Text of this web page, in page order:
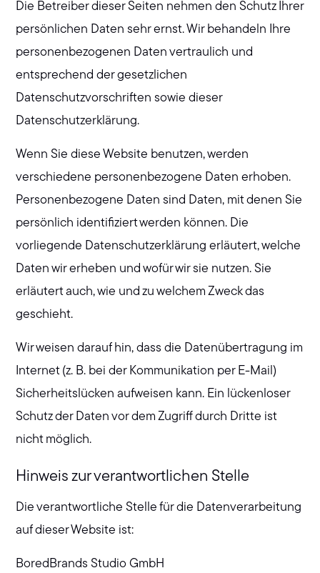
Die Betreiber dieser Seiten nehmen den Schutz Ihrer
persönlichen Daten sehr ernst. Wir behandeln Ihre
personenbezogenen Daten vertraulich und
entsprechend der gesetzlichen
Datenschutzvorschriften sowie dieser
Datenschutzerklärung.
Wenn Sie diese Website benutzen, werden
verschiedene personenbezogene Daten erhoben.
Personenbezogene Daten sind Daten, mit denen Sie
persönlich identifiziert werden können. Die
vorliegende Datenschutzerklärung erläutert, welche
Daten wir erheben und wofür wir sie nutzen. Sie
erläutert auch, wie und zu welchem Zweck das
geschieht.
Wir weisen darauf hin, dass die Datenübertragung im
Internet (z. B. bei der Kommunikation per E-Mail)
Sicherheitslücken aufweisen kann. Ein lückenloser
Schutz der Daten vor dem Zugriff durch Dritte ist
nicht möglich.
Hinweis zur verantwortlichen Stelle
Die verantwortliche Stelle für die Datenverarbeitung
auf dieser Website ist:
BoredBrands Studio GmbH